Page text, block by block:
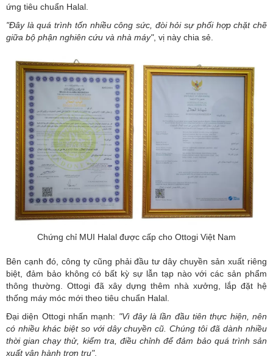
ứng tiêu chuẩn Halal.
"Đây là quá trình tốn nhiều công sức, đòi hỏi sự phối hợp chặt chẽ
giữa bộ phận nghiên cứu và nhà máy", vị này chia sẻ.
Chứng chỉ MUI Halal được cấp cho Ottogi Việt Nam
Bên cạnh đó, công ty cũng phải đầu tư dây chuyền sản xuất riêng
biệt, đảm bảo không có bất kỳ sự lẫn tạp nào với các sản phẩm
thông thường. Ottogi đã xây dựng thêm nhà xưởng, lắp đặt hệ
thống máy móc mới theo tiêu chuẩn Halal.
Đại diện Ottogi nhấn mạnh: "Vì đây là lần đầu tiên thực hiện, nên
có nhiều khác biệt so với dây chuyền cũ. Chúng tôi đã dành nhiều
thời gian chạy thử, kiểm tra, điều chỉnh để đảm bảo quá trình sản
xuất vận hành trơn tru".